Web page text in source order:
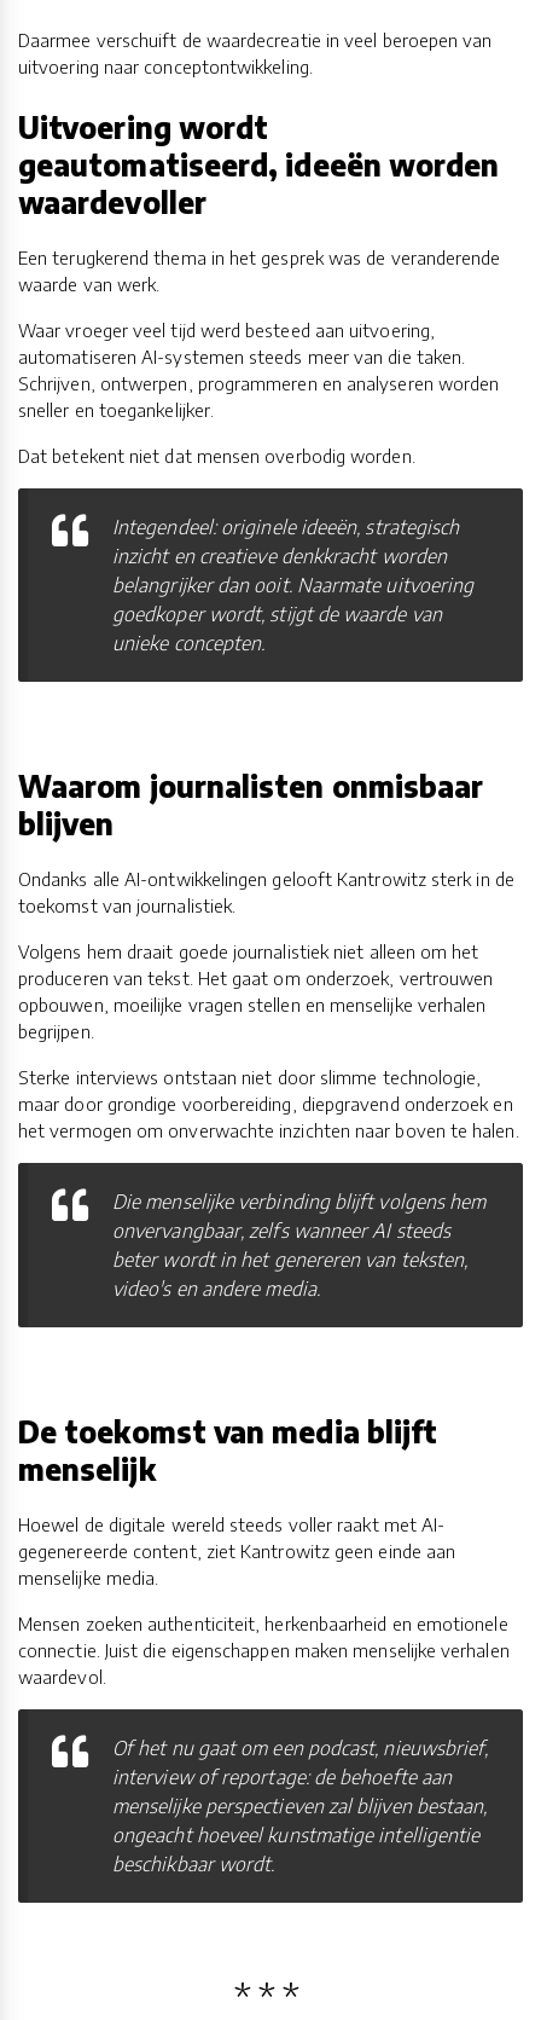
Daarmee verschuift de waardecreatie in veel beroepen van
uitvoering naar conceptontwikkeling.
Uitvoering wordt
geautomatiseerd, ideeën worden
waardevoller
Een terugkerend thema in het gesprek was de veranderende
waarde van werk.
Waar vroeger veel tijd werd besteed aan uitvoering,
automatiseren AI-systemen steeds meer van die taken.
Schrijven, ontwerpen, programmeren en analyseren worden
sneller en toegankelijker.
Dat betekent niet dat mensen overbodig worden.
Integendeel: originele ideeën, strategisch
inzicht en creatieve denkkracht worden
belangrijker dan ooit. Naarmate uitvoering
goedkoper wordt, stijgt de waarde van
unieke concepten.
Waarom journalisten onmisbaar
blijven
Ondanks alle AI-ontwikkelingen gelooft Kantrowitz sterk in de
toekomst van journalistiek.
Volgens hem draait goede journalistiek niet alleen om het
produceren van tekst. Het gaat om onderzoek, vertrouwen
opbouwen, moeilijke vragen stellen en menselijke verhalen
begrijpen.
Sterke interviews ontstaan niet door slimme technologie,
maar door grondige voorbereiding, diepgravend onderzoek en
het vermogen om onverwachte inzichten naar boven te halen.
Die menselijke verbinding blijft volgens hem
onvervangbaar, zelfs wanneer AI steeds
beter wordt in het genereren van teksten,
video's en andere media.
De toekomst van media blijft
menselijk
Hoewel de digitale wereld steeds voller raakt met AI-
gegenereerde content, ziet Kantrowitz geen einde aan
menselijke media.
Mensen zoeken authenticiteit, herkenbaarheid en emotionele
connectie. Juist die eigenschappen maken menselijke verhalen
waardevol.
Of het nu gaat om een podcast, nieuwsbrief,
interview of reportage: de behoefte aan
menselijke perspectieven zal blijven bestaan,
ongeacht hoeveel kunstmatige intelligentie
beschikbaar wordt.